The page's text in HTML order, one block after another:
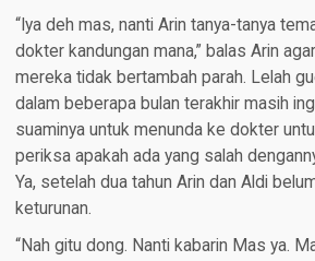
“Iya deh mas, nanti Arin tanya-tanya
dokter kandungan mana,” balas Arin
mereka tidak bertambah parah. Lelah
dalam beberapa bulan terakhir masih
suaminya untuk menunda ke dokter
periksa apakah ada yang salah
Ya, setelah dua tahun Arin dan Aldi
keturunan.
“Nah gitu dong. Nanti kabarin Mas ya.